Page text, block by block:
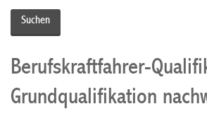
Berufskraftfahrer-
Grundqualifikation